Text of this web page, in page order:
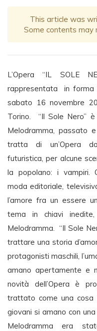
This article was
Some contents may
L’Opera “IL SOLE
rappresentata in forma
sabato 16 novembre
Torino. “Il Sole Nero” è
Melodramma, passato
tratta di un’Opera
futuristica, per alcune
la popolano: i vampiri.
moda editoriale,
l’amore fra un essere
tema in chiavi
Melodramma. “Il Sole
trattare una storia
protagonisti maschili,
amano apertamente e
novità dell’Opera è
trattato come una cosa
giovani si amano con
Melodramma era